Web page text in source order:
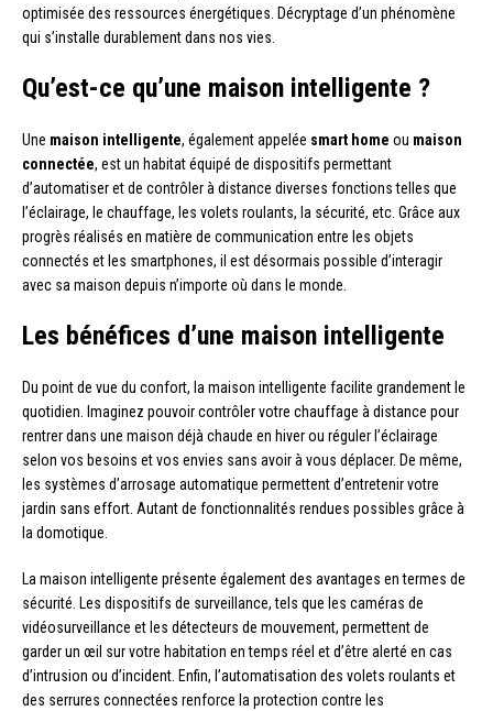
optimisée des ressources énergétiques. Décryptage d’un phénomène
qui s’installe durablement dans nos vies.
Qu’est-ce qu’une maison intelligente ?
Une maison intelligente, également appelée smart home ou maison
connectée, est un habitat équipé de dispositifs permettant
d’automatiser et de contrôler à distance diverses fonctions telles que
l’éclairage, le chauffage, les volets roulants, la sécurité, etc. Grâce aux
progrès réalisés en matière de communication entre les objets
connectés et les smartphones, il est désormais possible d’interagir
avec sa maison depuis n’importe où dans le monde.
Les bénéfices d’une maison intelligente
Du point de vue du confort, la maison intelligente facilite grandement le
quotidien. Imaginez pouvoir contrôler votre chauffage à distance pour
rentrer dans une maison déjà chaude en hiver ou réguler l’éclairage
selon vos besoins et vos envies sans avoir à vous déplacer. De même,
les systèmes d’arrosage automatique permettent d’entretenir votre
jardin sans effort. Autant de fonctionnalités rendues possibles grâce à
la domotique.
La maison intelligente présente également des avantages en termes de
sécurité. Les dispositifs de surveillance, tels que les caméras de
vidéosurveillance et les détecteurs de mouvement, permettent de
garder un œil sur votre habitation en temps réel et d’être alerté en cas
d’intrusion ou d’incident. Enfin, l’automatisation des volets roulants et
des serrures connectées renforce la protection contre les